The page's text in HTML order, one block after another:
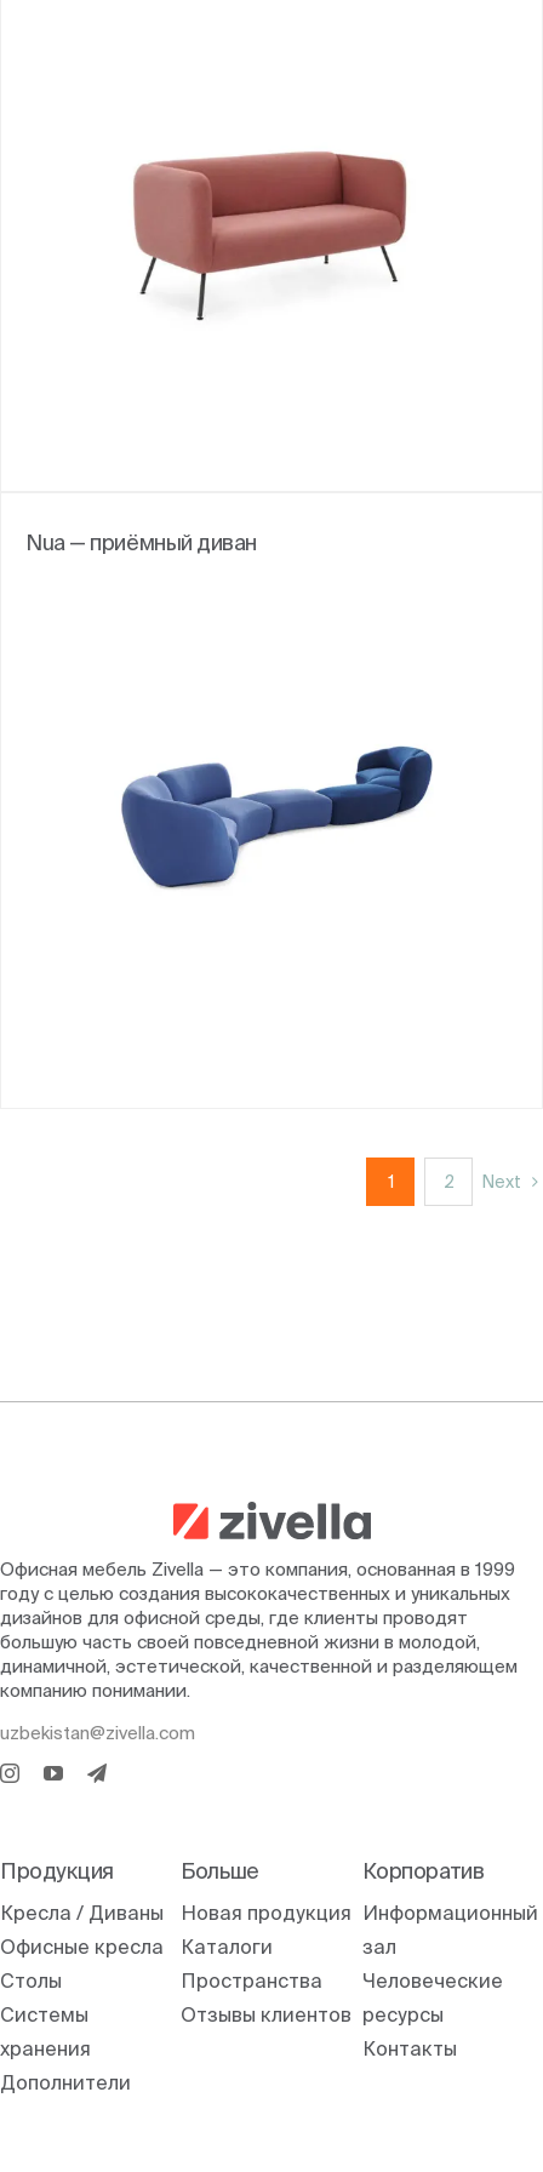
Nua — приёмный диван
1 2 Next
Офисная мебель Zivella — это компания, основанная в 1999
году с целью создания высококачественных и уникальных
дизайнов для офисной среды, где клиенты проводят
большую часть своей повседневной жизни в молодой,
динамичной, эстетической, качественной и разделяющем
компанию понимании.
uzbekistan@zivella.com
Продукция
Кресла / Диваны
Офисные кресла
Столы
Системы
хранения
Дополнители
Больше
Новая продукция
Каталоги
Пространства
Отзывы клиентов
Корпоратив
Информационный
зал
Человеческие
ресурсы
Контакты